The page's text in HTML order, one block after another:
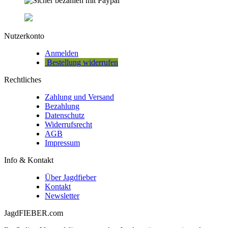
Nutzerkonto
Anmelden
Bestellung widerrufen
Rechtliches
Zahlung und Versand
Bezahlung
Datenschutz
Widerrufsrecht
AGB
Impressum
Info & Kontakt
Über Jagdfieber
Kontakt
Newsletter
JagdFIEBER.com